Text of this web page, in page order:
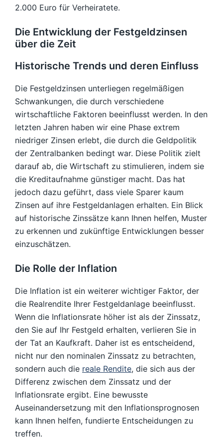
2.000 Euro für Verheiratete.
Die Entwicklung der Festgeldzinsen
über die Zeit
Historische Trends und deren Einfluss
Die Festgeldzinsen unterliegen regelmäßigen
Schwankungen, die durch verschiedene
wirtschaftliche Faktoren beeinflusst werden. In den
letzten Jahren haben wir eine Phase extrem
niedriger Zinsen erlebt, die durch die Geldpolitik
der Zentralbanken bedingt war. Diese Politik zielt
darauf ab, die Wirtschaft zu stimulieren, indem sie
die Kreditaufnahme günstiger macht. Das hat
jedoch dazu geführt, dass viele Sparer kaum
Zinsen auf ihre Festgeldanlagen erhalten. Ein Blick
auf historische Zinssätze kann Ihnen helfen, Muster
zu erkennen und zukünftige Entwicklungen besser
einzuschätzen.
Die Rolle der Inflation
Die Inflation ist ein weiterer wichtiger Faktor, der
die Realrendite Ihrer Festgeldanlage beeinflusst.
Wenn die Inflationsrate höher ist als der Zinssatz,
den Sie auf Ihr Festgeld erhalten, verlieren Sie in
der Tat an Kaufkraft. Daher ist es entscheidend,
nicht nur den nominalen Zinssatz zu betrachten,
sondern auch die reale Rendite, die sich aus der
Differenz zwischen dem Zinssatz und der
Inflationsrate ergibt. Eine bewusste
Auseinandersetzung mit den Inflationsprognosen
kann Ihnen helfen, fundierte Entscheidungen zu
treffen.